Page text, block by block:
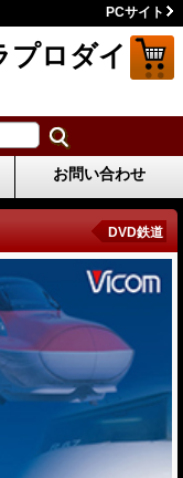
PCサイト
ロダイ
お問い合わせ
DVD鉄道